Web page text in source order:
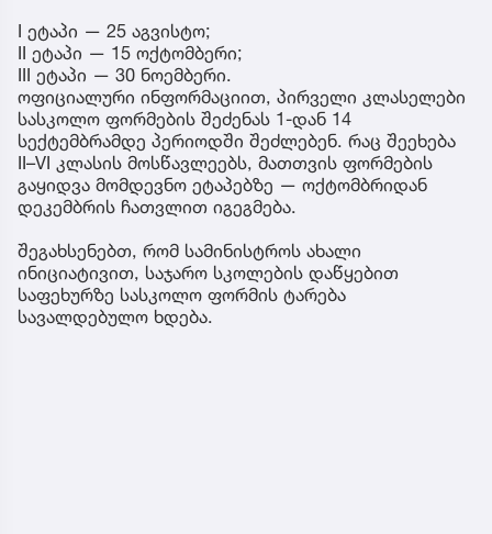
I ეტაპი — 25 აგვისტო;
II ეტაპი — 15 ოქტომბერი;
III ეტაპი — 30 ნოემბერი.
ოფიციალური ინფორმაციით, პირველი კლასელები
სასკოლო ფორმების შეძენას 1-დან 14
სექტემბრამდე პერიოდში შეძლებენ. რაც შეეხება
II–VI კლასის მოსწავლეებს, მათთვის ფორმების
გაყიდვა მომდევნო ეტაპებზე — ოქტომბრიდან
დეკემბრის ჩათვლით იგეგმება.
შეგახსენებთ, რომ სამინისტროს ახალი
ინიციატივით, საჯარო სკოლების დაწყებით
საფეხურზე სასკოლო ფორმის ტარება
სავალდებულო ხდება.